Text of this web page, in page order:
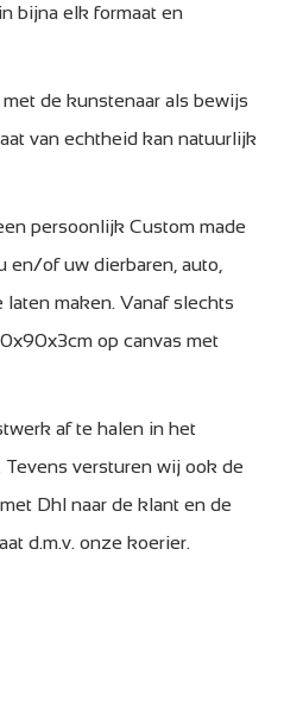
bijna elk formaat en
de kunstenaar als bewijs
van echtheid kan natuurlijk
persoonlijk Custom made
en/of uw dierbaren, auto,
maken. Vanaf slechts
op canvas met
af te halen in het
versturen wij ook de
Dhl naar de klant en de
d.m.v. onze koerier.